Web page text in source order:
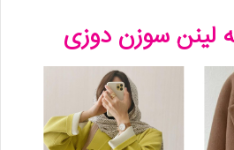
لینن سوزن دوزی